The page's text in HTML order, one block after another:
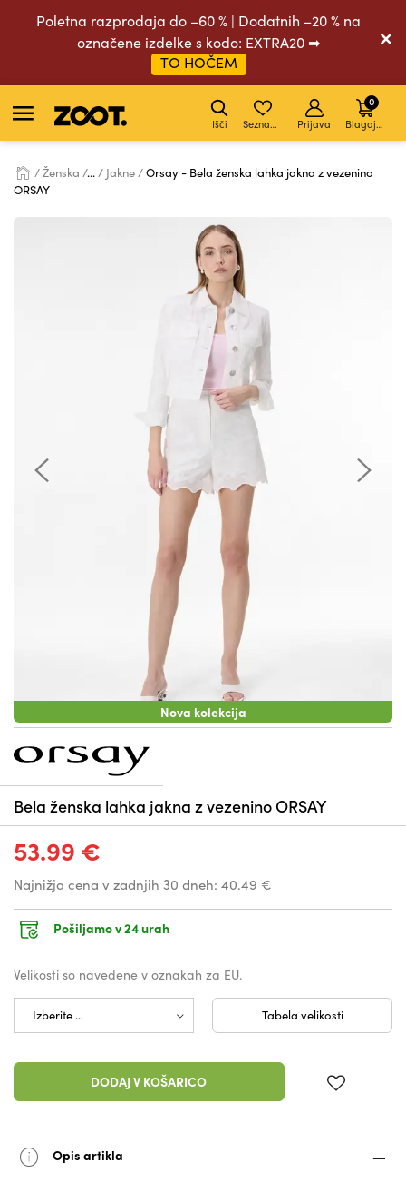
Poletna razprodaja do –60 % | Dodatnih –20 % na
označene izdelke s kodo: EXTRA20 ➡
TO HOČEM
Išči Seznam želja Prijava Blagajna
0
Ženska ... Jakne
Orsay - Bela ženska lahka jakna z vezenino
ORSAY
Nova kolekcija
Bela ženska lahka jakna z vezenino ORSAY
53.99 €
Najnižja cena v zadnjih 30 dneh: 40.49 €
Pošiljamo v 24 urah
Velikosti so navedene v oznakah za EU.
Tabela velikosti
DODAJ V KOŠARICO
Opis artikla